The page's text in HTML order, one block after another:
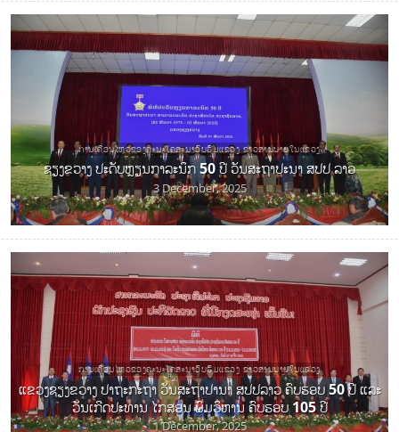
ການເຄື່ອນໄຫວຂອງຄະນະໂຄສະນາອົບຮົມແຂວງ ຂ່າວສານພາຍໃນແຂວງ
ຊຽງຂວາງ ປະດັບຫຼຽນກາລະນຶກ 50 ປີ ວັນສະຖາປະນາ ສປປ ລາວ
3 December, 2025
ການເຄື່ອນໄຫວຂອງຄະນະໂຄສະນາອົບຮົມແຂວງ ຂ່າວສານພາຍໃນແຂວງ
ແຂວງຊຽງຂວາງ ປາຖະກະຖາ ວັນສະຖາປານາ ສປປລາວ ຄົບຮອບ 50 ປີ ແລະ
ວັນເກີດປະທານ ໄກສອນ ພົມວິຫານ ຄົບຮອບ 105 ປີ
1 December, 2025